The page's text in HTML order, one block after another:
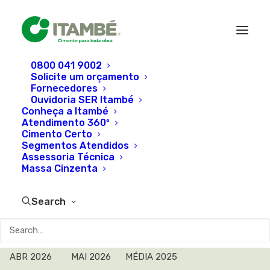
0800 041 9002
Solicite um orçamento
Fornecedores
Ouvidoria SER Itambé
Conheça a Itambé
Atendimento 360º
Cimento Certo
Segmentos Atendidos
Assessoria Técnica
Massa Cinzenta
Search
CONHEÇA
A ITAMBÉ
CIMENTO
Relatórios de Ensaio
Cimento Certo
NOV 2025
ABR 2026 MAI 2026 MÉDIA 2025